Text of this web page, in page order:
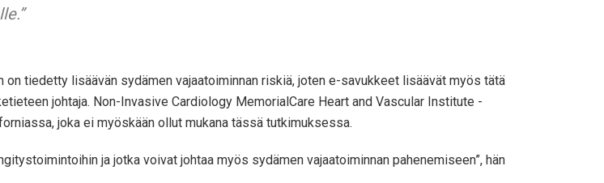
tiedetty lisäävän sydämen vajaatoiminnan riskiä, ​​joten e-savukkeet lisäävät myös tätä
johtaja. Non-Invasive Cardiology MemorialCare Heart and Vascular Institute -
joka ei myöskään ollut mukana tässä tutkimuksessa.
ja jotka voivat johtaa myös sydämen vajaatoiminnan pahenemiseen”, hän